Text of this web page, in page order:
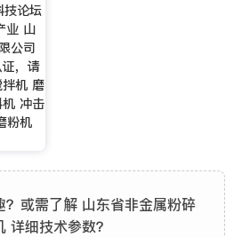
论坛
业 山
公司
，请
机 磨
冲击
粉机
？或需了解 山东省非金属粉碎
详细技术参数？